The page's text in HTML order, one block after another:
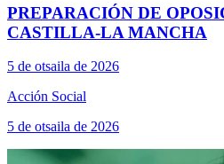
PREPARACIÓN DE
CASTILLA-LA MANCHA
5 de otsaila de 2026
Acción Social
5 de otsaila de 2026